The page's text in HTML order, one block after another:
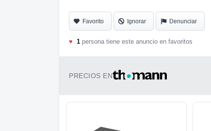
Favorito Ignorar Denunciar
♥ 1 persona tiene este anuncio en favoritos
PRECIOS EN